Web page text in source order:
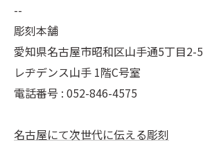
--
彫刻本舗
愛知県名古屋市昭和区山手通5丁目2-5
レヂデンス山手 1階C号室
電話番号 : 052-846-4575
名古屋にて次世代に伝える彫刻